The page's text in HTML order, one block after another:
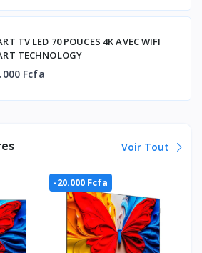
TV LED 70 POUCES 4K AVEC WIFI
TECHNOLOGY
Fcfa
Voir Tout
-20.000 Fcfa